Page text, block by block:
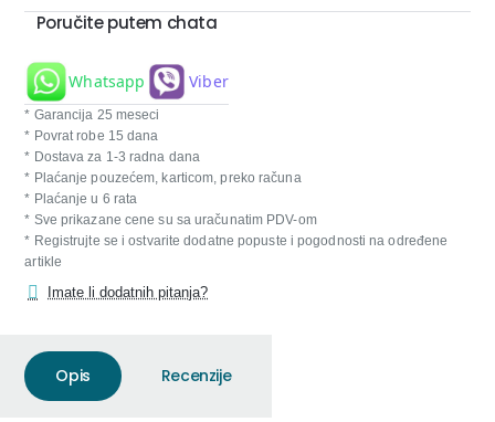
Poručite putem chata
Whatsapp Viber
* Garancija 25 meseci
* Povrat robe 15 dana
* Dostava za 1-3 radna dana
* Plaćanje pouzećem, karticom, preko računa
* Plaćanje u 6 rata
* Sve prikazane cene su sa uračunatim PDV-om
* Registrujte se i ostvarite dodatne popuste i pogodnosti na određene
artikle
Imate li dodatnih pitanja?
Opis Recenzije